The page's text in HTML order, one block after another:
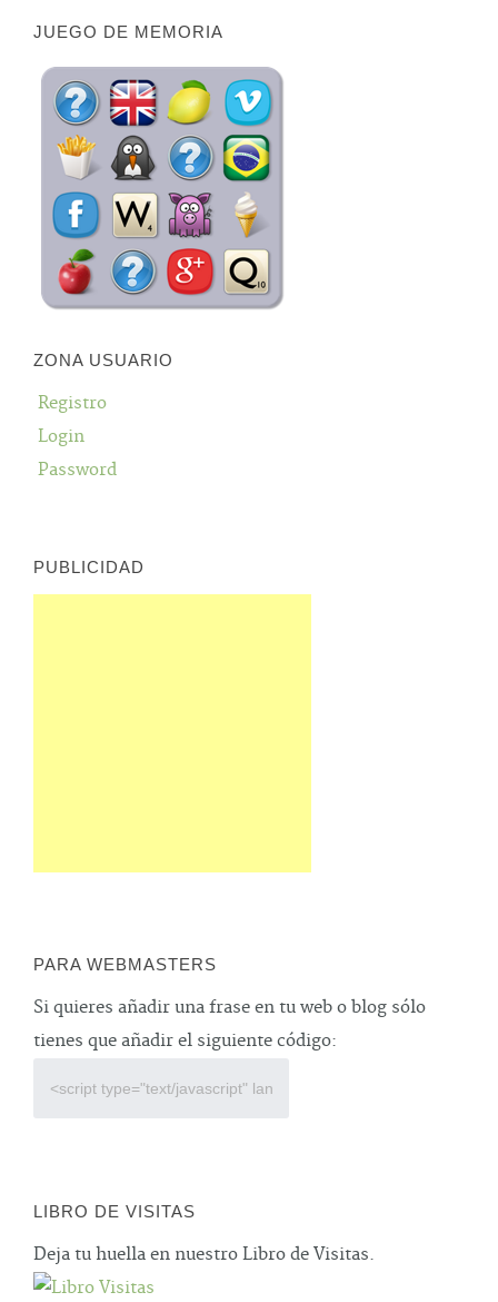
JUEGO DE MEMORIA
ZONA USUARIO
Registro
Login
Password
PUBLICIDAD
PARA WEBMASTERS
Si quieres añadir una frase en tu web o blog sólo
tienes que añadir el siguiente código:
LIBRO DE VISITAS
Deja tu huella en nuestro Libro de Visitas.